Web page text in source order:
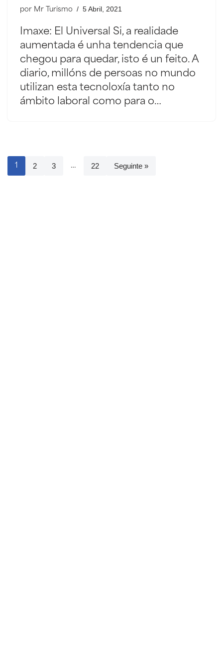
por Mr Turismo 5 Abril, 2021
Imaxe: El Universal Si, a realidade
aumentada é unha tendencia que
chegou para quedar, isto é un feito. A
diario, millóns de persoas no mundo
utilizan esta tecnoloxía tanto no
ámbito laboral como para o…
1 2 3 … 22 Seguinte »